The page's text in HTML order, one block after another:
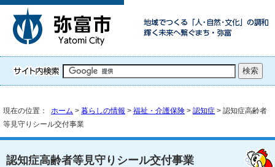
現在の位置： ホーム > 暮らしの情報 > 福祉・介護保険 > 認知症 > 認知症高齢者
等見守りシール交付事業
認知症高齢者等見守りシール交付事業